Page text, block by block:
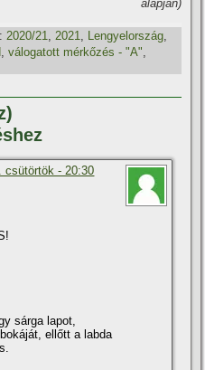
alapján)
2020/21 2021 Lengyelország
,válogatott mérkőzés - "A"
csütörtök - 20:30
sárga lapot,
ellőtt a labda